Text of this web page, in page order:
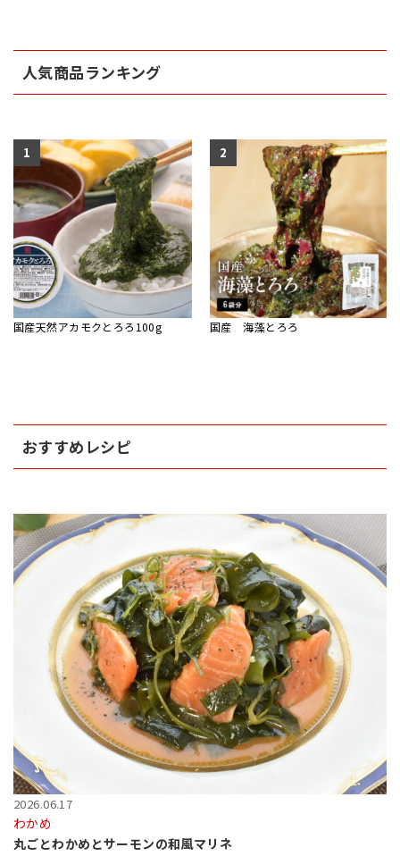
人気商品ランキング
1
国産天然アカモクとろろ100g
2
国産 海藻とろろ
おすすめレシピ
2026.06.17
わかめ
丸ごとわかめとサーモンの和風マリネ